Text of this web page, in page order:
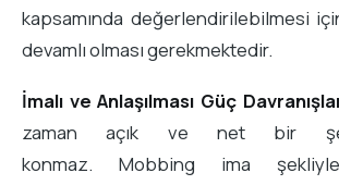
kapsamında değerlendirilebilmesi
devamlı olması gerekmektedir.
İmalı ve Anlaşılması Güç
zaman açık ve net bir
konmaz. Mobbing ima